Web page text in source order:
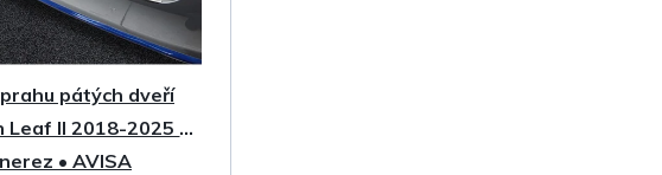
pátých dveří
Leaf II 2018-2025 •
nerez • AVISA